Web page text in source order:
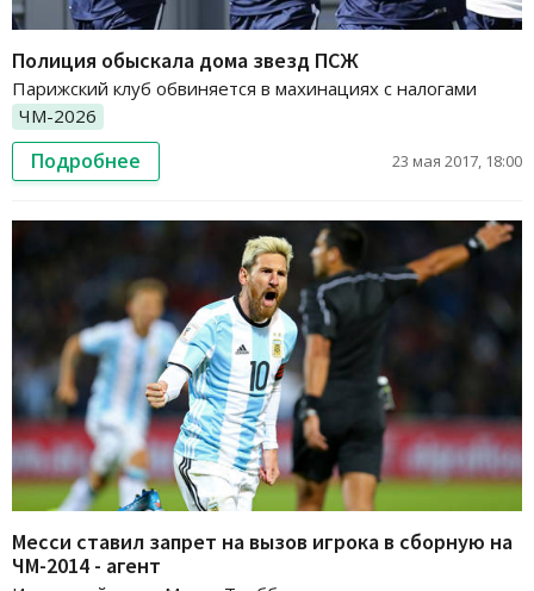
Полиция обыскала дома звезд ПСЖ
Парижский клуб обвиняется в махинациях с налогами
ЧМ-2026
Подробнее 23 мая 2017, 18:00
Месси ставил запрет на вызов игрока в сборную на
ЧМ-2014 - агент